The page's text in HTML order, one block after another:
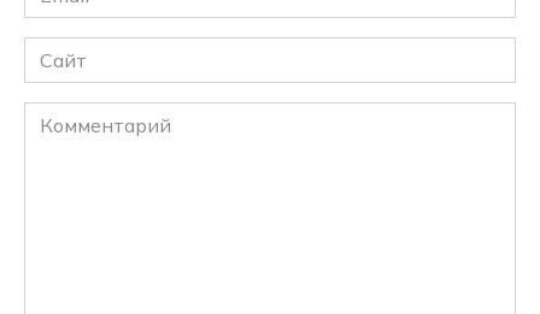
*
Сайт
Комментарий